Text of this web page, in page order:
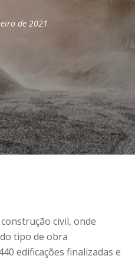
de 2021
civil, onde
tipo de obra
edificações finalizadas e